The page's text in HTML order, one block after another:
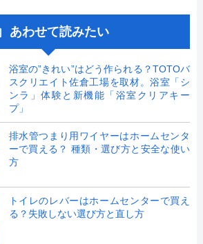
あわせて読みたい
浴室の”きれい”はどう作られる？TOTOバ
スクリエイト佐倉工場を取材。浴室「シ
ンラ」体験と新機能「浴室クリアキー
プ」
排水管つまり用ワイヤーはホームセンタ
ーで買える？ 種類・選び方と安全な使い
方
トイレのレバーはホームセンターで買え
る？失敗しない選び方と直し方